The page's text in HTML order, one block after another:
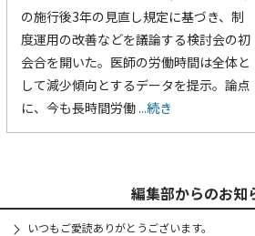
の施行後3年の見直し規定に基づき、制
度運用の改善などを議論する検討会の初
会合を開いた。医師の労働時間は全体と
して減少傾向とするデータを提示。論点
に、今も長時間労働...続き
編集部からのお知
いつもご愛読ありがとうございます。